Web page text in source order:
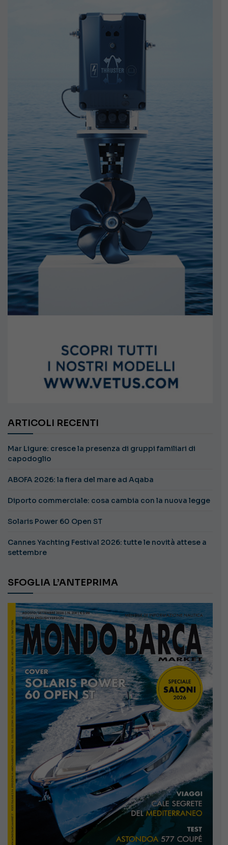
ARTICOLI RECENTI
Mar Ligure: cresce la presenza di gruppi familiari di
capodoglio
ABOFA 2026: la fiera del mare ad Aqaba
Diporto commerciale: cosa cambia con la nuova legge
Solaris Power 60 Open ST
Cannes Yachting Festival 2026: tutte le novità attese a
settembre
SFOGLIA L’ANTEPRIMA